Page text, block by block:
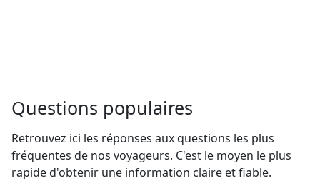
Questions populaires
Retrouvez ici les réponses aux questions les plus
fréquentes de nos voyageurs. C'est le moyen le plus
rapide d'obtenir une information claire et fiable.